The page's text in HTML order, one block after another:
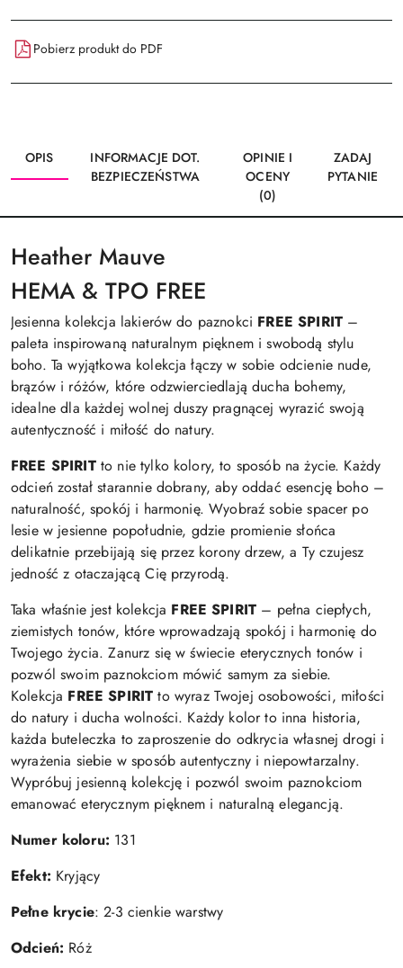
Pobierz produkt do PDF
OPIS
INFORMACJE DOT.
BEZPIECZEŃSTWA
OPINIE I
OCENY
(0)
ZADAJ
PYTANIE
Heather Mauve
HEMA & TPO FREE
Jesienna kolekcja lakierów do paznokci FREE SPIRIT –
paleta inspirowaną naturalnym pięknem i swobodą stylu
boho. Ta wyjątkowa kolekcja łączy w sobie odcienie nude,
brązów i różów, które odzwierciedlają ducha bohemy,
idealne dla każdej wolnej duszy pragnącej wyrazić swoją
autentyczność i miłość do natury.
FREE SPIRIT to nie tylko kolory, to sposób na życie. Każdy
odcień został starannie dobrany, aby oddać esencję boho –
naturalność, spokój i harmonię. Wyobraź sobie spacer po
lesie w jesienne popołudnie, gdzie promienie słońca
delikatnie przebijają się przez korony drzew, a Ty czujesz
jedność z otaczającą Cię przyrodą.
Taka właśnie jest kolekcja FREE SPIRIT – pełna ciepłych,
ziemistych tonów, które wprowadzają spokój i harmonię do
Twojego życia. Zanurz się w świecie eterycznych tonów i
pozwól swoim paznokciom mówić samym za siebie.
Kolekcja FREE SPIRIT to wyraz Twojej osobowości, miłości
do natury i ducha wolności. Każdy kolor to inna historia,
każda buteleczka to zaproszenie do odkrycia własnej drogi i
wyrażenia siebie w sposób autentyczny i niepowtarzalny.
Wypróbuj jesienną kolekcję i pozwól swoim paznokciom
emanować eterycznym pięknem i naturalną elegancją.
Numer koloru: 131
Efekt: Kryjący
Pełne krycie: 2-3 cienkie warstwy
Odcień: Róż